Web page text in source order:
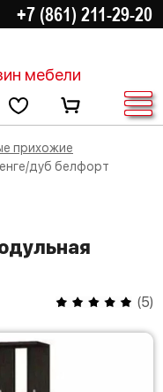
+7 (861) 211-29-20
мебели
прихожие
дуб белфорт
(5)